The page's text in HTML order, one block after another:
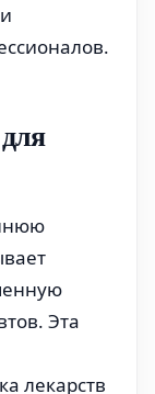
Эта
лекарств